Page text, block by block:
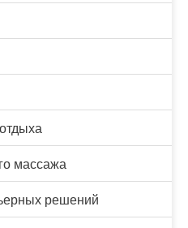
массажа
решений